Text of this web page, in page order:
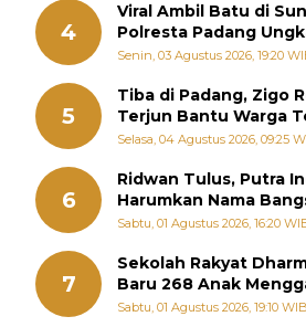
4
Viral Ambil Batu di
Polresta Padang
Sebenarnya
Senin, 03 Agustus 2026, 19:20
5
Tiba di Padang, Zigo
Terjun Bantu Warga
Selasa, 04 Agustus 2026, 09:25
6
Ridwan Tulus, Putra
Harumkan Nama
Diabadikan dalam
Sabtu, 01 Agustus 2026, 16:20
7
Sekolah Rakyat
Baru 268 Anak
Memutus Rantai
Sabtu, 01 Agustus 2026, 19:10 WIB